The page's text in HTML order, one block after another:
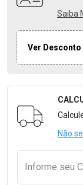
Saiba
Ver Desconto
Formulário
Não
Informe seu